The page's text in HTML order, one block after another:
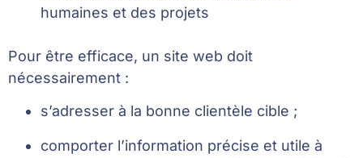
humaines et des projets
Pour être efficace, un site web doit
nécessairement :
s’adresser à la bonne clientèle cible ;
comporter l’information précise et utile à